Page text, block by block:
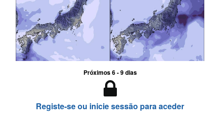
Próximos 6 - 9 dias
Registe-se ou inicie sessão para aceder